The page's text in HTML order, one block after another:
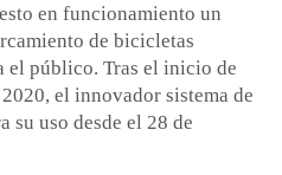
en funcionamiento un
de bicicletas
el público. Tras el inicio de
el innovador sistema de
su uso desde el 28 de